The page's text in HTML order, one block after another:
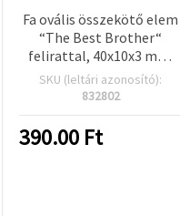
Fa ovális összekötő elem
“The Best Brother“
felirattal, 40x10x3 mm,
lyukak: 2 mm - 10 db
SKU (leltári azonosító):
832802
390.00 Ft